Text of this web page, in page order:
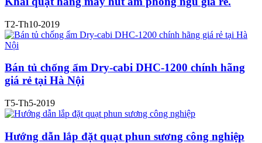
T2-Th10-2019
Bán tủ chống ẩm Dry-cabi DHC-1200 chính hãng
giá rẻ tại Hà Nội
T5-Th5-2019
Hướng dẫn lắp đặt quạt phun sương công nghiệp